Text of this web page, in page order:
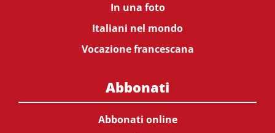
In una foto
Italiani nel mondo
Vocazione francescana
Abbonati
Abbonati online